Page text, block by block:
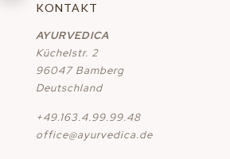
KONTAKT
AYURVEDICA
Küchelstr. 2
96047 Bamberg
Deutschland
+49.163.4.99.99.48
office@ayurvedica.de